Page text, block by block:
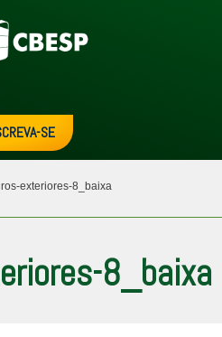
SE
exteriores-8_baixa
8_baixa